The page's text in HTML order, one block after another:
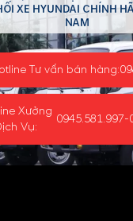
XE HYUNDAI CHÍNH
NAM
Tư vấn bán hàng:
Xưởng
Vụ:
0945.581.997-